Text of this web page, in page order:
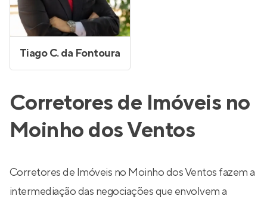
Tiago C. da Fontoura
Corretores de Imóveis no
Moinho dos Ventos
Corretores de Imóveis no Moinho dos Ventos fazem a
intermediação das negociações que envolvem a